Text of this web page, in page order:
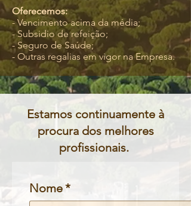
Oferecemos:
- Vencimento acima da média;
- Subsidio de refeição;
- Seguro de Saúde;
- Outras regalias em vigor na Empresa.
Estamos continuamente à
procura dos melhores
profissionais.
Nome*